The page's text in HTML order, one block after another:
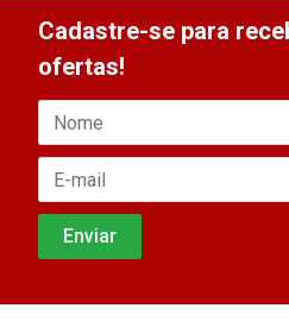
Cadastre-se para
ofertas!